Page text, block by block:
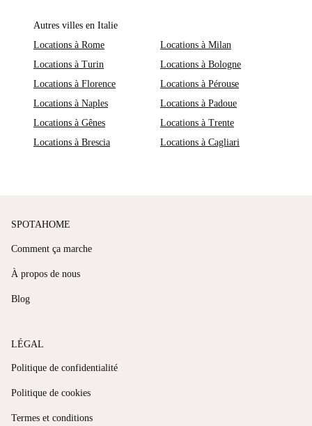
Autres villes en Italie
Locations à Rome
Locations à Milan
Locations à Turin
Locations à Bologne
Locations à Florence
Locations à Pérouse
Locations à Naples
Locations à Padoue
Locations à Gênes
Locations à Trente
Locations à Brescia
Locations à Cagliari
SPOTAHOME
Comment ça marche
À propos de nous
Blog
LÉGAL
Politique de confidentialité
Politique de cookies
Termes et conditions